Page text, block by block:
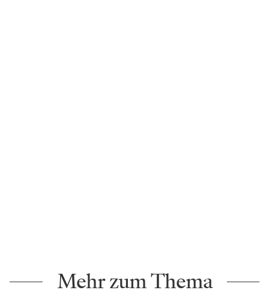
Mehr zum Thema